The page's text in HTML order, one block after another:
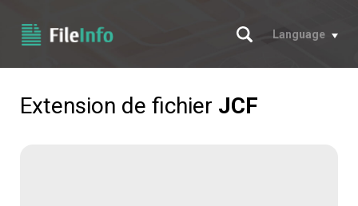
Chercher
Language
Extension de fichier JCF